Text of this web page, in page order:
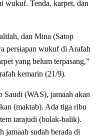
wukuf. Tenda, karpet, dan
dan Mina (Satop
persiapan wukuf di Arafah
yang belum terpasang,”
kemarin (21/9).
(WAS), jamaah akan
(maktab). Ada tiga ribu
tarajudi (bolak-balik).
jamaah sudah berada di